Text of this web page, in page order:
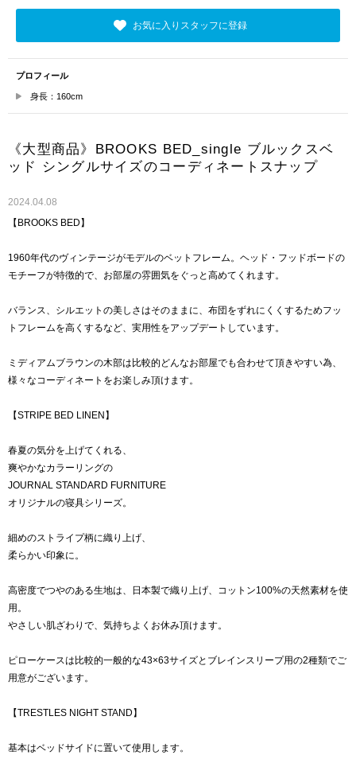
お気に入りスタッフに登録
プロフィール
身長：160cm
《大型商品》BROOKS BED_single ブルックスベ
ッド シングルサイズのコーディネートスナップ
2024.04.08
【BROOKS BED】
1960年代のヴィンテージがモデルのベットフレーム。ヘッド・フッドボードの
モチーフが特徴的で、お部屋の雰囲気をぐっと高めてくれます。
バランス、シルエットの美しさはそのままに、布団をずれにくくするためフッ
トフレームを高くするなど、実用性をアップデートしています。
ミディアムブラウンの木部は比較的どんなお部屋でも合わせて頂きやすい為、
様々なコーディネートをお楽しみ頂けます。
【STRIPE BED LINEN】
春夏の気分を上げてくれる、
爽やかなカラーリングの
JOURNAL STANDARD FURNITURE
オリジナルの寝具シリーズ。
細めのストライプ柄に織り上げ、
柔らかい印象に。
高密度でつやのある生地は、日本製で織り上げ、コットン100%の天然素材を使
用。
やさしい肌ざわりで、気持ちよくお休み頂けます。
ピローケースは比較的一般的な43×63サイズとブレインスリープ用の2種類でご
用意がございます。
【TRESTLES NIGHT STAND】
基本はベッドサイドに置いて使用します。